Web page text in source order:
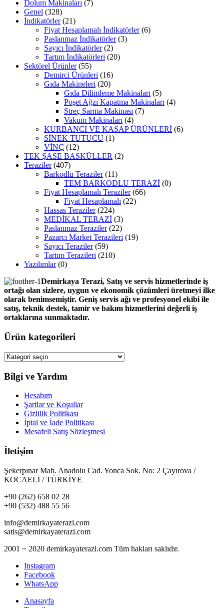
Dolum Makinaları (7)
Genel (328)
İndikatörler (21)
Fiyat Hesaplamalı İndikatörler (6)
Paslanmaz İndikatörler (3)
Sayıcı İndikatörler (2)
Tartım İndikatörleri (20)
Sektörel Ürünler (55)
Demirci Ürünleri (16)
Gıda Makineleri (20)
Gıda Dilimleme Makinaları (5)
Poşet Ağzı Kapatma Makinaları (4)
Streç Sarma Makinası (7)
Vakum Makinaları (4)
KURBANCI VE KASAP ÜRÜNLERİ (6)
SİNEK TUTUCU (1)
VİNÇ (12)
TEK ŞASE BASKÜLLER (2)
Teraziler (407)
Barkodlu Teraziler (11)
TEM BARKODLU TERAZİ (0)
Fiyat Hesaplamalı Teraziler (66)
Fiyat Hesaplamalı (22)
Hassas Teraziler (224)
MEDİKAL TERAZİ (3)
Paslanmaz Teraziler (22)
Pazarcı Market Terazileri (19)
Sayıcı Teraziler (59)
Tartım Terazileri (210)
Yazılımlar (0)
Demirkaya Terazi, Satış ve servis hizmetlerinde iş
ortağı olan sizlere, uygun ve ekonomik çözümleri üretmeyi ilke
olarak benimsemiştir. Geniş servis ağı ve profesyonel ekibi ile
satış, teknik destek, tamir ve bakım hizmetlerini değerli iş
ortaklarına sunmaktadır.
Ürün kategorileri
Bilgi ve Yardım
Hesabım
Şartlar ve Koşullar
Gizlilik Politikası
İptal ve İade Politikası
Mesafeli Satış Sözleşmesi
İletişim
Şekerpınar Mah. Anadolu Cad. Yonca Sok. No: 2 Çayırova /
KOCAELİ / TÜRKİYE
+90 (262) 658 02 28
+90 (532) 488 55 56
info@demirkayaterazi.com
satis@demirkayaterazi.com
2001 ~ 2020 demirkayaterazi.com Tüm hakları saklıdır.
Instagram
Facebook
WhatsApp
Anasayfa